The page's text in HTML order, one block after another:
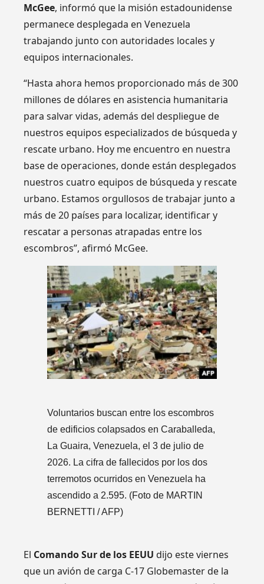
McGee, informó que la misión estadounidense
permanece desplegada en Venezuela
trabajando junto con autoridades locales y
equipos internacionales.
“Hasta ahora hemos proporcionado más de 300
millones de dólares en asistencia humanitaria
para salvar vidas, además del despliegue de
nuestros equipos especializados de búsqueda y
rescate urbano. Hoy me encuentro en nuestra
base de operaciones, donde están desplegados
nuestros cuatro equipos de búsqueda y rescate
urbano. Estamos orgullosos de trabajar junto a
más de 20 países para localizar, identificar y
rescatar a personas atrapadas entre los
escombros”, afirmó McGee.
Voluntarios buscan entre los escombros
de edificios colapsados en Caraballeda,
La Guaira, Venezuela, el 3 de julio de
2026. La cifra de fallecidos por los dos
terremotos ocurridos en Venezuela ha
ascendido a 2.595. (Foto de MARTIN
BERNETTI / AFP)
El Comando Sur de los EEUUdijo este viernes
que un avión de carga C-17 Globemaster de la